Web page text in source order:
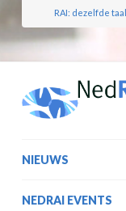
RAI: dezelfde
NIEUWS
NEDRAI EVENTS